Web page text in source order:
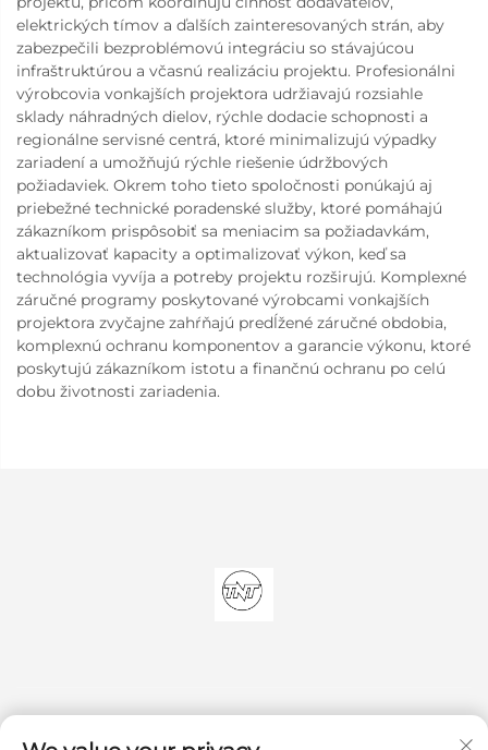
elektrických tímov a ďalších zainteresovaných strán, aby
zabezpečili bezproblémovú integráciu so stávajúcou
infraštruktúrou a včasnú realizáciu projektu. Profesionálni
výrobcovia vonkajších projektora udržiavajú rozsiahle
sklady náhradných dielov, rýchle dodacie schopnosti a
regionálne servisné centrá, ktoré minimalizujú výpadky
zariadení a umožňujú rýchle riešenie údržbových
požiadaviek. Okrem toho tieto spoločnosti ponúkajú aj
priebežné technické poradenské služby, ktoré pomáhajú
zákazníkom prispôsobiť sa meniacim sa požiadavkám,
aktualizovať kapacity a optimalizovať výkon, keď sa
technológia vyvíja a potreby projektu rozširujú. Komplexné
záručné programy poskytované výrobcami vonkajších
projektora zvyčajne zahŕňajú predĺžené záručné obdobia,
komplexnú ochranu komponentov a garancie výkonu, ktoré
poskytujú zákazníkom istotu a finančnú ochranu po celú
dobu životnosti zariadenia.